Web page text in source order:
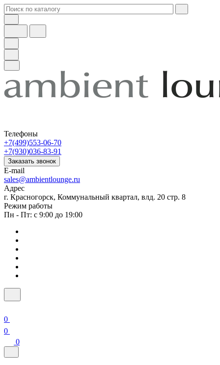
Телефоны
+7(499)553-06-70
+7(930)036-83-91
Заказать звонок
E-mail
sales@ambientlounge.ru
Адрес
г. Красногорск, Коммунальный квартал, влд. 20 стр. 8
Режим работы
Пн - Пт: с 9:00 до 19:00
0
0
0